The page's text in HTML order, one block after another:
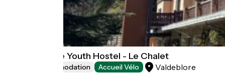
HI Valdeblore Youth Hostel - Le Chalet
Group accommodation Accueil Vélo Valdeblore